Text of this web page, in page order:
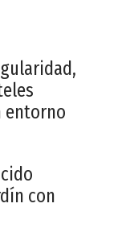
entorno
con